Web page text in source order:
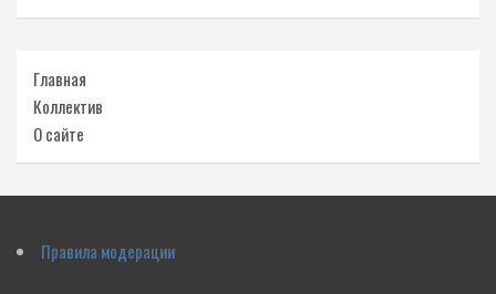
Главная
Коллектив
О сайте
Правила модерации